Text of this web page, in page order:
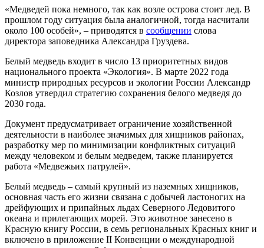
«Медведей пока немного, так как возле острова стоит лед. В
прошлом году ситуация была аналогичной, тогда насчитали
около 100 особей», – приводятся в сообщении слова
директора заповедника Александра Груздева.
Белый медведь входит в число 13 приоритетных видов
национального проекта «Экология». В марте 2022 года
министр природных ресурсов и экологии России Александр
Козлов утвердил стратегию сохранения белого медведя до
2030 года.
Документ предусматривает ограничение хозяйственной
деятельности в наиболее значимых для хищников районах,
разработку мер по минимизации конфликтных ситуаций
между человеком и белым медведем, также планируется
работа «Медвежьих патрулей».
Белый медведь – самый крупный из наземных хищников,
основная часть его жизни связана с добычей ластоногих на
дрейфующих и припайных льдах Северного Ледовитого
океана и прилегающих морей. Это животное занесено в
Красную книгу России, в семь региональных Красных книг и
включено в приложение II Конвенции о международной